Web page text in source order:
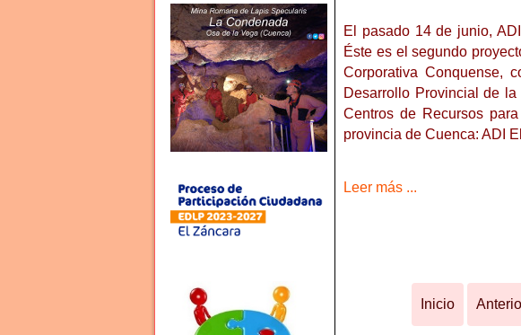
El pasado 14 de junio,
Éste es el segundo
Corporativa Conquense,
Desarrollo Provincial de
Centros de Recursos
provincia de Cuenca: ADI
Leer más ...
Inicio